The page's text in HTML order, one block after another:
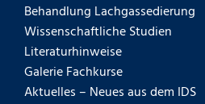
Behandlung Lachgassedierung
Wissenschaftliche Studien
Literaturhinweise
Galerie Fachkurse
Aktuelles – Neues aus dem IDS